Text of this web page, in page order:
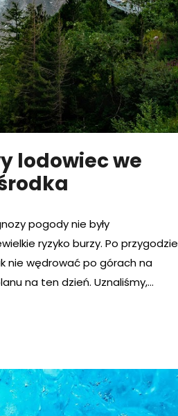
lodowiec we
pogody nie były
ryzyko burzy. Po przygodzie
nie wędrować po górach na
na ten dzień. Uznaliśmy,…